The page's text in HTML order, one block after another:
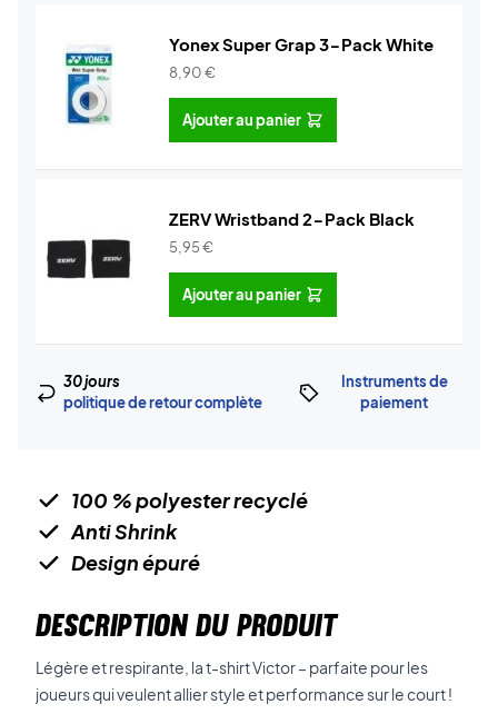
Yonex Super Grap 3-Pack White
8,90€
Ajouter au panier
ZERV Wristband 2-Pack Black
5,95€
Ajouter au panier
30 jours
politique de retour complète
Instruments de
paiement
100 % polyester recyclé
Anti Shrink
Design épuré
DESCRIPTION DU PRODUIT
Légère et respirante, la t-shirt Victor – parfaite pour les
joueurs qui veulent allier style et performance sur le court !